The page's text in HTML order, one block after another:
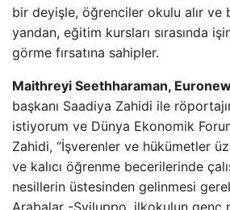
bir deyişle, öğrenciler okulu alır ve
yandan, eğitim kursları sırasında işin
görme fırsatına sahipler.
Maithreyi Seethharaman,
başkanı Saadiya Zahidi ile
istiyorum ve Dünya Ekonomik
Zahidi, “İşverenler ve hükümetler
ve kalıcı öğrenme becerilerinde
nesillerin üstesinden gelinmesi